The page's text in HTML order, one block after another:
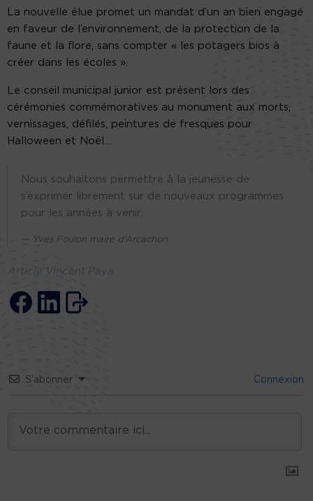
La nouvelle élue promet un mandat d’un an bien engagé
en faveur de l’environnement, de la protection de la
faune et la flore, sans compter « les potagers bios à
créer dans les écoles ».
Le conseil municipal junior est présent lors des
cérémonies commémoratives au monument aux morts,
vernissages, défilés, peintures de fresques pour
Halloween et Noël…
Nous souhaitons permettre à la jeunesse de
s’exprimer librement sur de nouveaux programmes
pour les années à venir.
Yves Foulon maire d’Arcachon
Article Vincent Paya
S’abonner Connexion